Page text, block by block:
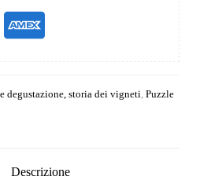
degustazione, storia dei vigneti Puzzle
Descrizione